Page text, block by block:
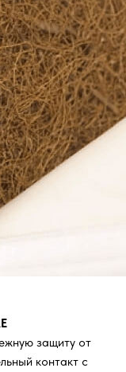
защиту от
контакт с